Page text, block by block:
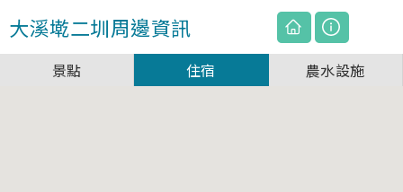
大溪墘二圳周邊資訊
景點 住宿 農水設施